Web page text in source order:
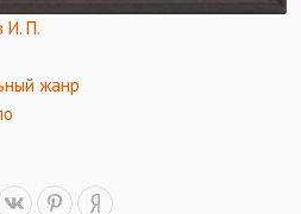
И. П.
жанр